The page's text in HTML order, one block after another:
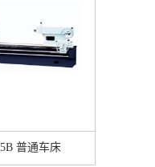
普通车床